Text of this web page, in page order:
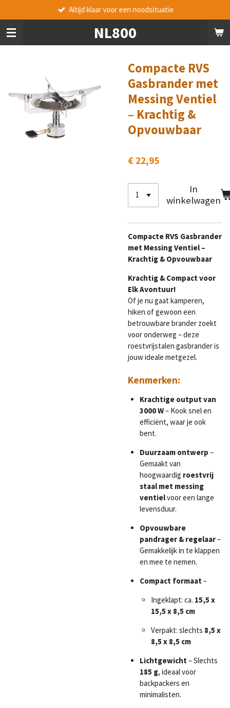
direct
naar
de
NL800
Altijd klaar voor een noodsituatie
Compacte RVS
Gasbrander met
Messing Ventiel
– Krachtig &
Opvouwbaar
€ 22,95
In
winkelwagen
Compacte RVS Gasbrander
met Messing Ventiel –
Krachtig & Opvouwbaar
Krachtig & Compact voor
Elk Avontuur!
Of je nu gaat kamperen,
hiken of gewoon een
betrouwbare brander zoekt
voor onderweg – deze
roestvrijstalen gasbrander is
jouw ideale metgezel.
Kenmerken:
Krachtige output van
3000 W– Kook snel en
efficiënt, waar je ook
bent.
Duurzaam ontwerp –
Gemaakt van
hoogwaardig roestvrij
staal met messing
ventielvoor een lange
levensduur.
Opvouwbare
pandrager & regelaar–
Gemakkelijk in te klappen
en mee te nemen.
Compact formaat–
Ingeklapt: ca. 15,5 x
15,5 x 8,5 cm
Verpakt: slechts 8,5 x
8,5 x 8,5 cm
Lichtgewicht– Slechts
185 g, ideaal voor
backpackers en
minimalisten.